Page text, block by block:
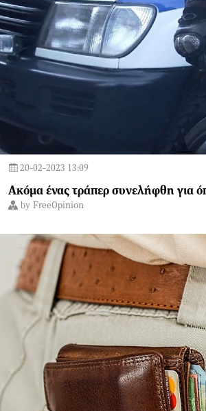
20-02-2023 13:09
Ακόμα ένας τράπερ συνελήφθη για
by FreeOpinion